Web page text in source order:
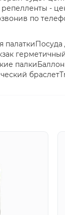
-
по